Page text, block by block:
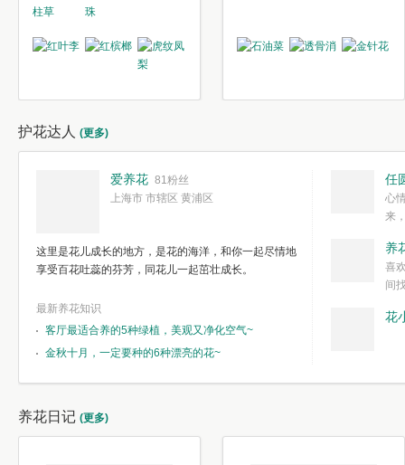
护花达人 (更多)
爱养花 81粉丝
上海市 市辖区 黄浦区
这里是花儿成长的地方，是花的海洋，和你一起尽情地
享受百花吐蕊的芬芳，同花儿一起茁壮成长。
最新养花知识
客厅最适合养的5种绿植，美观又净化空气~
金秋十月，一定要种的6种漂亮的花~
任
心
来
简单愉快的心
我们自己复杂
养
喜
间
花
养花日记 (更多)